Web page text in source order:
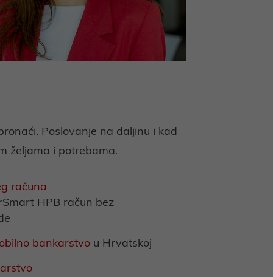
Poslovanje na daljinu i kad
željama i potrebama.
računa
HPB račun bez
bankarstvou Hrvatskoj